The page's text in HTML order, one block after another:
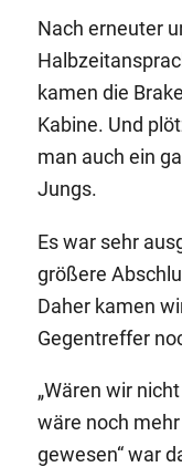
Nach erneuter
kamen die
Kabine. Und
man auch ein
Jungs.
Es war sehr
größere
Daher kamen
Gegentreffer
„Wären wir
wäre noch
gewesen“ war